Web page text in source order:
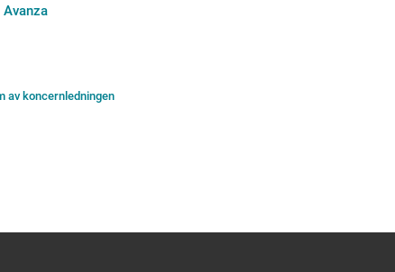
av koncernledningen